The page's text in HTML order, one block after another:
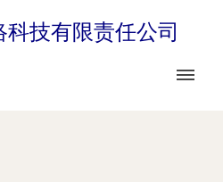
技有限责任公司